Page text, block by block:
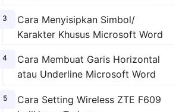
Cara Menyisipkan Simbol/
Karakter Khusus Microsoft Word
Cara Membuat Garis Horizontal
atau Underline Microsoft Word
Cara Setting Wireless ZTE F609